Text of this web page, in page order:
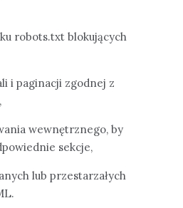
robots.txt blokujących
i paginacji zgodnej z
wewnętrznego, by
sekcje,
lub przestarzałych